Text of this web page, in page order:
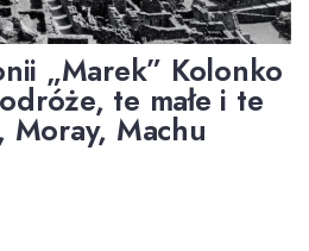
„Marek” Kolonko
te małe i te
Machu